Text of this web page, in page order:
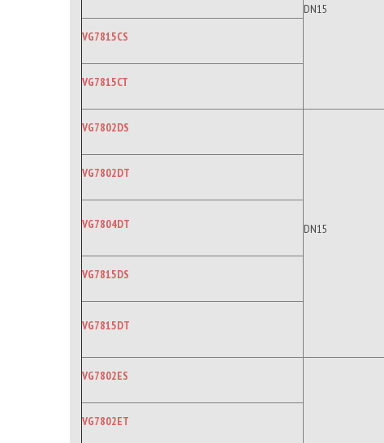
DN15
VG7815CS
VG7815CT
VG7802DS
DN15
VG7802DT
VG7804DT
VG7815DS
VG7815DT
VG7802ES
VG7802ET